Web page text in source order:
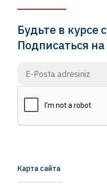
Будьте в курсе
Подписаться
Карта сайта